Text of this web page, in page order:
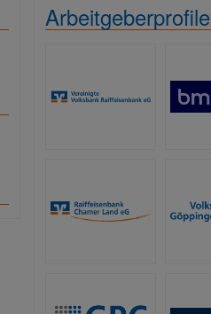
Arbeitgeberprofile